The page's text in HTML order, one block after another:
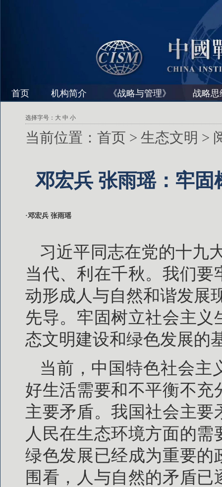
首页 机构简介 《战略与管理》 战略思
选择字号： 大 中 小
当前位置： 首页 > 生态文明 >
邓宏兵 张雨瑶：牢
·邓宏兵 张雨瑶
习近平同志在党的十九
当代、利在千秋。我们
动形成人与自然和谐发展
先导。牢固树立社会主
态文明建设和绿色发展的
当前，中国特色社会主
好生活需要和不平衡不
主要矛盾。我国社会主
人民在生态环境方面的
绿色发展已经成为重要的
围看，人与自然的矛盾